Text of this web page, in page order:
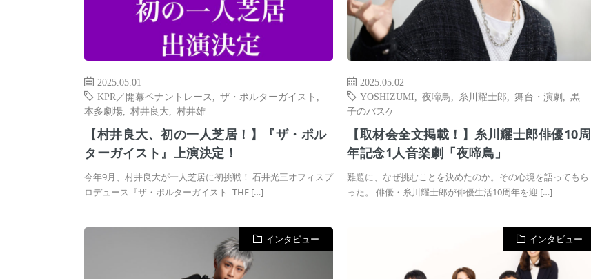
2025.05.01
KPR／開幕ペナントレース
ザ・ポルターガイスト
本多劇場
村井良大 村井雄
【村井良大、初の一人芝居！】『ザ・ポル
ターガイスト』上演決定！
今年9月、村井良大が一人芝居に初挑戦！ 石井光三オフィスプ
ロデュース『ザ・ポルターガイスト ‐THE […]
2025.05.02
YOSHIZUMI ,夜啼鳥 糸川耀士郎 ,舞台・演劇 ,黒
子のバスケ
【取材会全文掲載！】糸川耀士郎俳優10周
年記念1人音楽劇「夜啼鳥」
難題に、なぜ挑むことを決めたのか。その心境を語ってもら
った。 俳優・糸川耀士郎が俳優生活10周年を迎 […]
インタビュー インタビュー